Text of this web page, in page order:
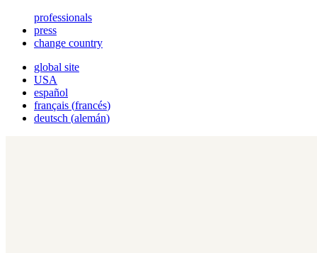
professionals
press
change country
global site
USA
español
français (francés)
deutsch (alemán)